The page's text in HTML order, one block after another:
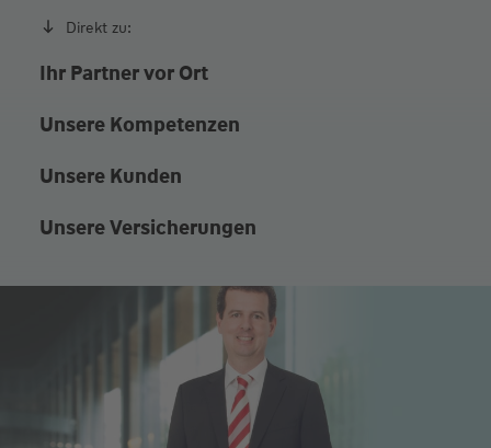
Direkt zu:
Ihr Partner vor Ort
Unsere Kompetenzen
Unsere Kunden
Unsere Versicherungen